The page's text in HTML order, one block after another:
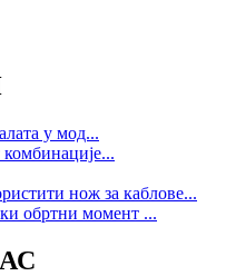
у мод...
нож за каблове...
обртни момент ...